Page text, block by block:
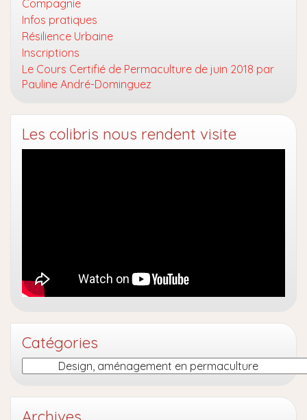
Compagnie
Infos pratiques
Résilience Urbaine
Inscriptions
Le Cours Certifié de Permaculture de juin 2018 par
Pauline André-Dominguez
Les colibris nous rendent visite
Catégories
Catégories